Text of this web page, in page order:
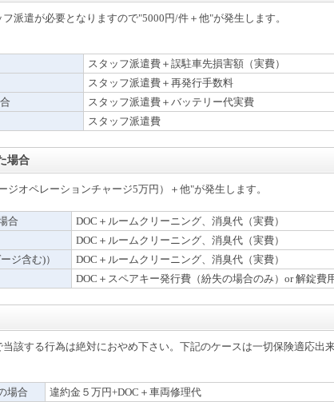
派遣が必要となりますので"5000円/件＋他"が発生します。
スタッフ派遣費＋誤駐車先損害額（実費）
スタッフ派遣費＋再発行手数料
スタッフ派遣費＋バッテリー代実費
スタッフ派遣費
場合
オペレーションチャージ5万円）＋他"が発生します。
合
DOC＋ルームクリーニング、消臭代（実費）
DOC＋ルームクリーニング、消臭代（実費）
ジ含む)）
DOC＋ルームクリーニング、消臭代（実費）
DOC＋スペアキー発行費（紛失の場合のみ）or 解錠費
該する行為は絶対におやめ下さい。下記のケースは一切保険適応出
場合
違約金５万円+DOC＋車両修理代